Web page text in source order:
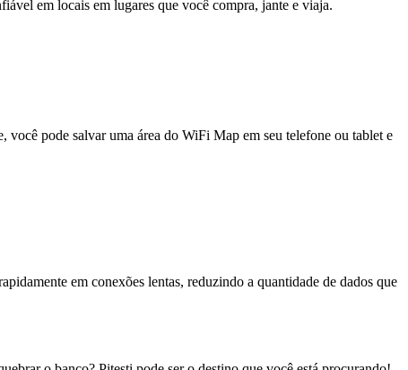
em locais em lugares que você compra, jante e viaja.
pode salvar uma área do WiFi Map em seu telefone ou tablet e
em conexões lentas, reduzindo a quantidade de dados que